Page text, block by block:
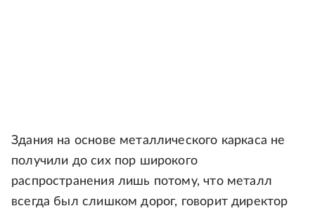
Здания на основе металлического каркаса не
получили до сих пор широкого
распространения лишь потому, что металл
всегда был слишком дорог, говорит директор